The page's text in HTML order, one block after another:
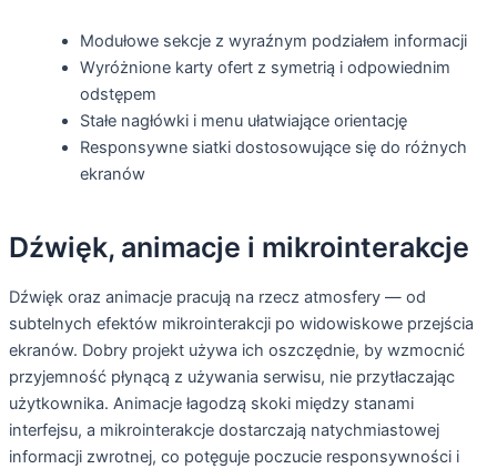
Modułowe sekcje z wyraźnym podziałem informacji
Wyróżnione karty ofert z symetrią i odpowiednim
odstępem
Stałe nagłówki i menu ułatwiające orientację
Responsywne siatki dostosowujące się do różnych
ekranów
Dźwięk, animacje i mikrointerakcje
Dźwięk oraz animacje pracują na rzecz atmosfery — od
subtelnych efektów mikrointerakcji po widowiskowe przejścia
ekranów. Dobry projekt używa ich oszczędnie, by wzmocnić
przyjemność płynącą z używania serwisu, nie przytłaczając
użytkownika. Animacje łagodzą skoki między stanami
interfejsu, a mikrointerakcje dostarczają natychmiastowej
informacji zwrotnej, co potęguje poczucie responsywności i